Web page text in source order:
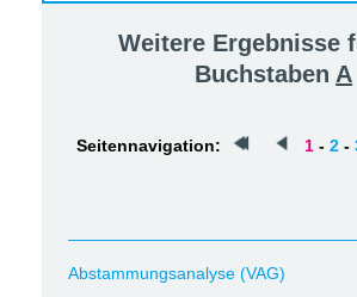
Weitere Ergebnisse
Buchstaben A
Seitennavigation: 1 - 2 -
Abstammungsanalyse (VAG)